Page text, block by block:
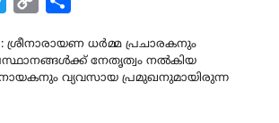
ശ്രീനാരായണ ധർമ്മ പ്രചാരകനും
നേതൃത്വം നൽകിയ
വ്യവസായ പ്രമുഖനുമായിരുന്ന